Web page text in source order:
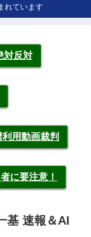
れています
対反対
用動画裁判
に要注意！
基 速報＆AI